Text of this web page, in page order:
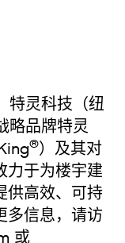
灵科技（纽
略品牌特灵
®）及其对
力于为楼宇建
供高效、可持
多信息，请访
或